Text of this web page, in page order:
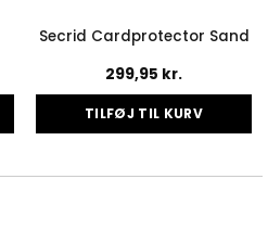
Secrid Cardprotector Sand
299,95 kr.
TILFØJ TIL KURV